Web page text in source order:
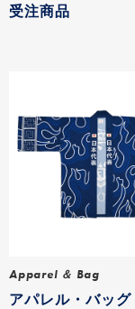
受注商品
Apparel ＆ Bag
アパレル・バッグ